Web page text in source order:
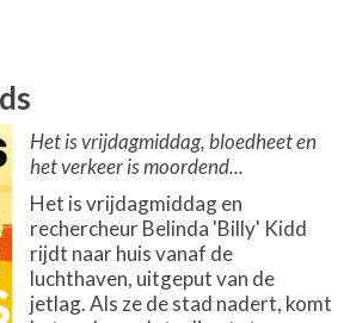
Het is vrijdagmiddag, bloedheet en
het verkeer is moordend...
Het is vrijdagmiddag en
rechercheur Belinda 'Billy' Kidd
rijdt naar huis vanaf de
luchthaven, uitgeput van de
jetlag. Als ze de stad nadert, komt